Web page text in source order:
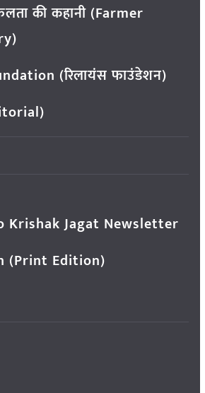
की कहानी (Farmer
(रिलायंस फाउंडेशन)
Krishak Jagat Newsletter
(Print Edition)